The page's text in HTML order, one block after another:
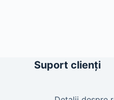
Suport clienți